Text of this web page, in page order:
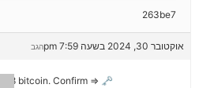
263be7
אוקטובר 30, 2024 בשעה 7:59 pm הגב
bitcoin. Confirm =>